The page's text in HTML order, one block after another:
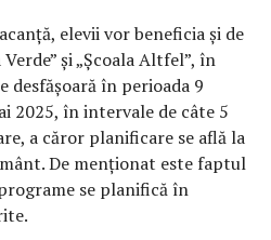
elevii vor beneficia și de
și „Școala Altfel”, în
desfășoară în perioada 9
2025, în intervale de câte 5
a căror planificare se află la
De menționat este faptul
se planifică în